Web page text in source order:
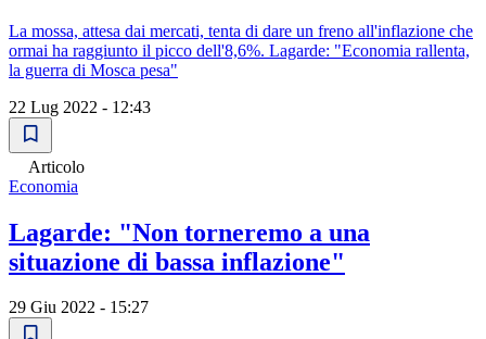
La mossa, attesa dai mercati, tenta di dare un freno all'inflazione che
ormai ha raggiunto il picco dell'8,6%. Lagarde: "Economia rallenta,
la guerra di Mosca pesa"
22 Lug 2022 - 12:43
Articolo
Economia
Lagarde: "Non torneremo a una
situazione di bassa inflazione"
29 Giu 2022 - 15:27